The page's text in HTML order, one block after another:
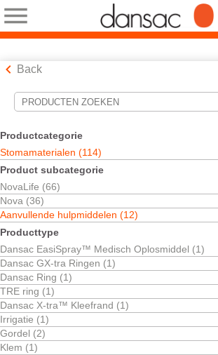
Back
Productcategorie
Stomamaterialen (114)
Product subcategorie
NovaLife (66)
Nova (36)
Aanvullende hulpmiddelen (12)
Producttype
Dansac EasiSpray™ Medisch Oplosmiddel (1)
Dansac GX-tra Ringen (1)
Dansac Ring (1)
TRE ring (1)
Dansac X-tra™ Kleefrand (1)
Irrigatie (1)
Gordel (2)
Klem (1)
Hulpmiddelen voor zoekopdrachten
Uw selecties:
Stomamaterialen
Aanvullende hulpmiddelen
Soft Clips voor open stomazakjes
Uw selectie komt overeen met1resultaten
Sorteren op: